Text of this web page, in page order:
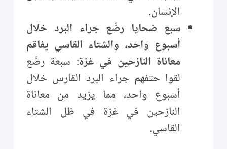
الإنسان.
سبع ضحايا رضّع جراء البرد خلال
أسبوع واحد، والشتاء القاسي يفاقم
معاناة النازحين في غزة: سبعة رضّع
لقوا حتفهم جراء البرد القارس خلال
أسبوع واحد، مما يزيد من معاناة
النازحين في غزة في ظل الشتاء
القاسي.